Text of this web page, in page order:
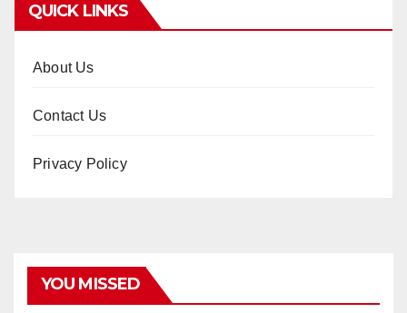
QUICK LINKS
About Us
Contact Us
Privacy Policy
YOU MISSED